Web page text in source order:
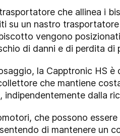
che allinea i
un nastro
vengono
di danni e di perdita di
la Capptronic HS
che mantiene
dalla
che possono
di mantenere un